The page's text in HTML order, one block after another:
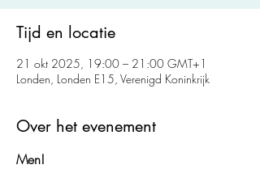
Tijd en locatie
21 okt 2025, 19:00 – 21:00 GMT+1
Londen, Londen E15, Verenigd Koninkrijk
Over het evenement
Men!